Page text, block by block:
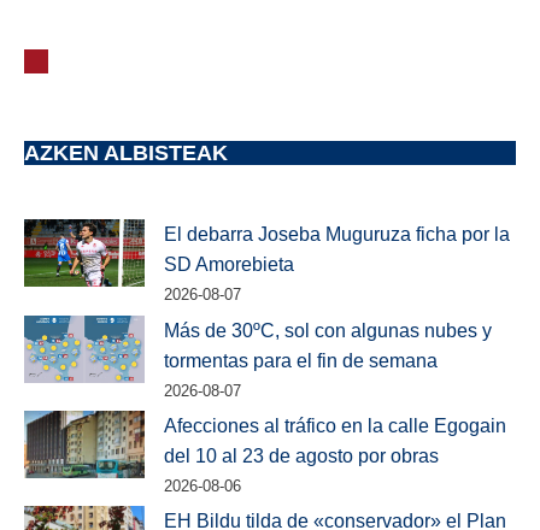
AZKEN ALBISTEAK
El debarra Joseba Muguruza ficha por la
SD Amorebieta
2026-08-07
Más de 30ºC, sol con algunas nubes y
tormentas para el fin de semana
2026-08-07
Afecciones al tráfico en la calle Egogain
del 10 al 23 de agosto por obras
2026-08-06
EH Bildu tilda de «conservador» el Plan